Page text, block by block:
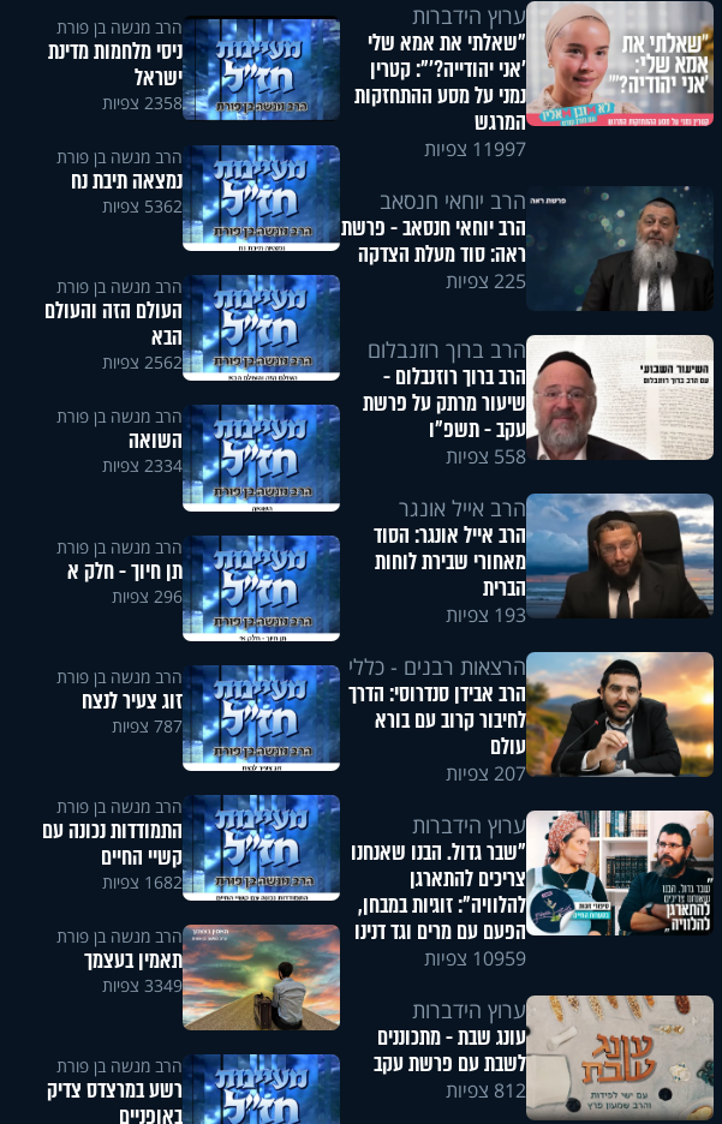
ערוץ הידברות
"שאלתי את אמא שלי
'אני יהודייה?'": קטרין
נמני על מסע ההתחזקות
המרגש
11997 צפיות
הרב יוחאי חנסאב
הרב יוחאי חנסאב - פרשת
ראה: סוד מעלת הצדקה
225 צפיות
הרב ברוך רוזנבלום
הרב ברוך רוזנבלום -
שיעור מרתק על פרשת
עקב - תשפ"ו
558 צפיות
הרב אייל אונגר
הרב אייל אונגר: הסוד
מאחורי שבירת לוחות
הברית
193 צפיות
הרצאות רבנים - כללי
הרב אבידן סנדרוסי: הדרך
לחיבור קרוב עם בורא
עולם
207 צפיות
ערוץ הידברות
"שבר גדול. הבנו שאנחנו
צריכים להתארגן
להלוויה": זוגיות במבחן,
הפעם עם מרים וגד דנינו
10959 צפיות
ערוץ הידברות
עונג שבת - מתכוננים
לשבת עם פרשת עקב
812 צפיות
הרב מנשה בן פורת
ניסי מלחמות מדינת
ישראל
2358 צפיות
הרב מנשה בן פורת
נמצאה תיבת נח
5362 צפיות
הרב מנשה בן פורת
העולם הזה והעולם
הבא
2562 צפיות
הרב מנשה בן פורת
השואה
2334 צפיות
הרב מנשה בן פורת
תן חיוך - חלק א
296 צפיות
הרב מנשה בן פורת
זוג צעיר לנצח
787 צפיות
הרב מנשה בן פורת
התמודדות נכונה עם
קשיי החיים
1682 צפיות
הרב מנשה בן פורת
תאמין בעצמך
3349 צפיות
הרב מנשה בן פורת
רשע במרצדס צדיק
באופניים